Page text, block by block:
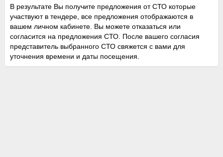
В результате Вы получите предложения от СТО которые
участвуют в тендере, все предложения отображаются в
вашем личном кабинете. Вы можете отказаться или
согласится на предложения СТО. После вашего согласия
представитель выбранного СТО свяжется с вами для
уточнения времени и даты посещения.